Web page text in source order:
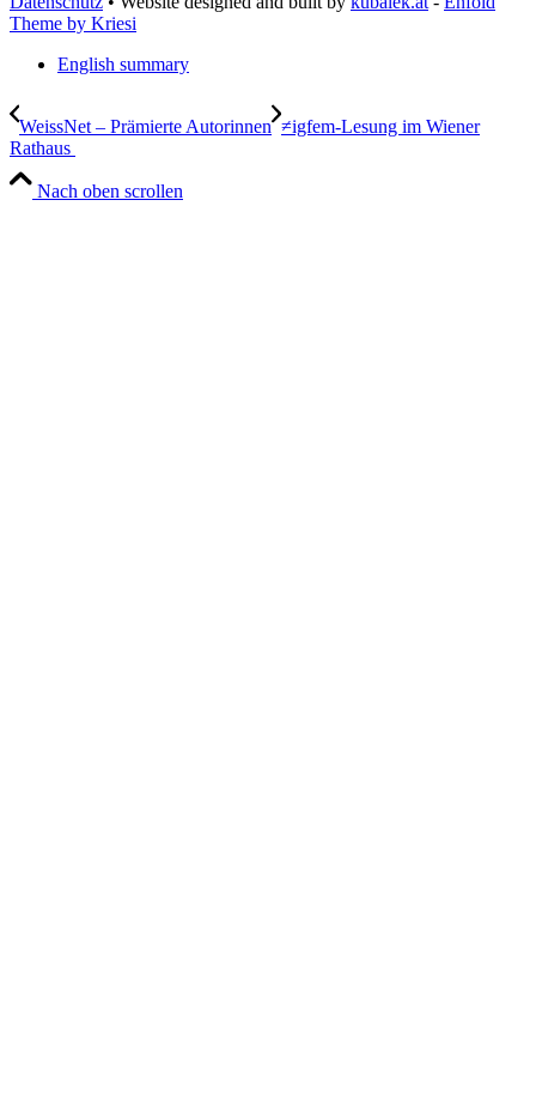
Theme by Kriesi
English summary
WeissNet – Prämierte Autorinnen ≠igfem-Lesung im Wiener
Rathaus
Nach oben scrollen